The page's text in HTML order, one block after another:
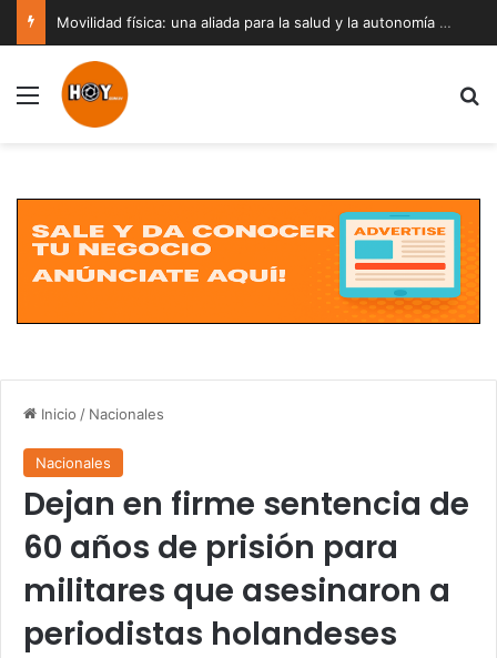
Movilidad física: una aliada para la salud y la autonomía a cualquier edad
Menú
Inicio / Nacionales
Nacionales
Dejan en firme sentencia de
60 años de prisión para
militares que asesinaron a
periodistas holandeses